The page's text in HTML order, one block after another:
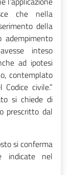
che nella
della
inteso
ad ipotesi
contemplato
civile.”
si chiede di
prescritto dal
si conferma
indicate nel